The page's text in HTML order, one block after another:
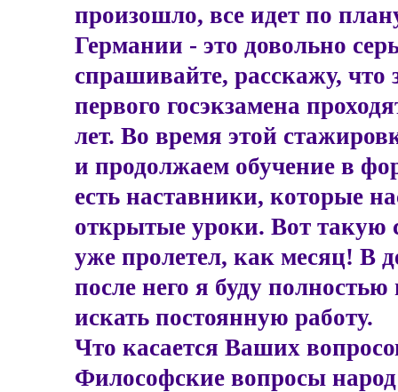
произошло, все идет по
Германии - это довольно
спрашивайте, расскажу, что
первого госэкзамена
лет. Во время этой
и продолжаем обучение в
есть наставники, которые
открытые уроки. Вот такую
уже пролетел, как месяц! В
после него я буду
искать постоянную работу.
Что касается Ваших
Философские вопросы